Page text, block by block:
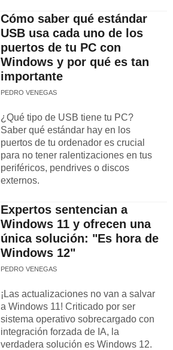
Cómo saber qué estándar
USB usa cada uno de los
puertos de tu PC con
Windows y por qué es tan
importante
PEDRO VENEGAS
¿Qué tipo de USB tiene tu PC?
Saber qué estándar hay en los
puertos de tu ordenador es crucial
para no tener ralentizaciones en tus
periféricos, pendrives o discos
externos.
Expertos sentencian a
Windows 11 y ofrecen una
única solución: "Es hora de
Windows 12"
PEDRO VENEGAS
¡Las actualizaciones no van a salvar
a Windows 11! Criticado por ser
sistema operativo sobrecargado con
integración forzada de IA, la
verdadera solución es Windows 12.